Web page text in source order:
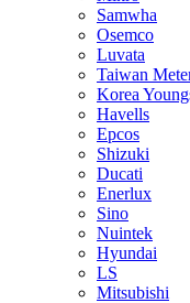
Samwha
Osemco
Luvata
Taiwan
Korea
Havells
Epcos
Shizuki
Ducati
Enerlux
Sino
Nuintek
Hyundai
LS
Mitsubishi